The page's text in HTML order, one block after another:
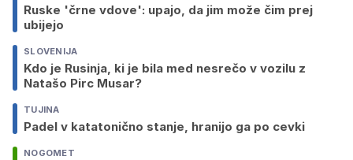
Ruske 'črne vdove': upajo, da jim može čim prej
ubijejo
SLOVENIJA
Kdo je Rusinja, ki je bila med nesrečo v vozilu z
Natašo Pirc Musar?
TUJINA
Padel v katatonično stanje, hranijo ga po cevki
NOGOMET